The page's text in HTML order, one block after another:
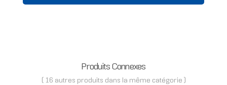
Produits Connexes
( 16 autres produits dans la même catégorie )